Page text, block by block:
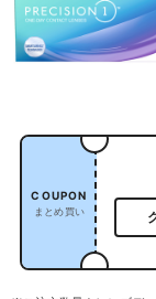
COUPON
まとめ買い